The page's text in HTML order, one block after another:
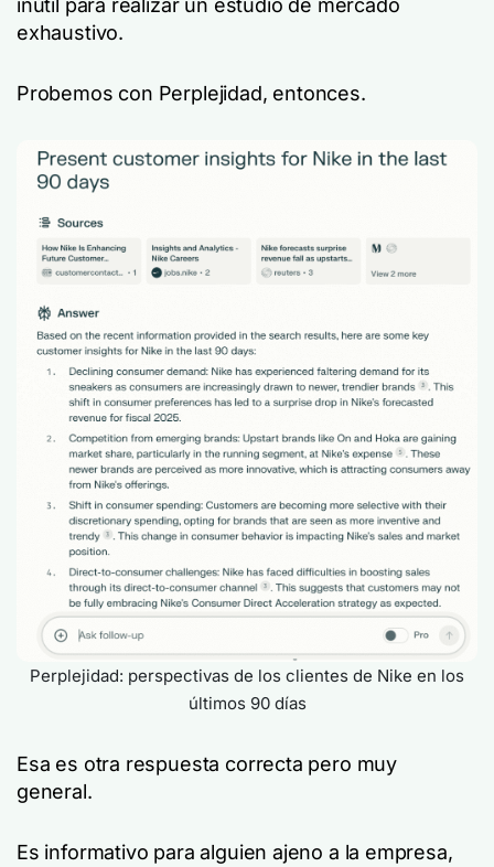
inútil para realizar un estudio de mercado
exhaustivo.
Probemos con Perplejidad, entonces.
Perplejidad: perspectivas de los clientes de Nike en los
últimos 90 días
Esa es otra respuesta correcta pero muy
general.
Es informativo para alguien ajeno a la empresa,